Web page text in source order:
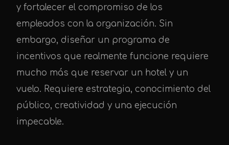
y fortalecer el compromiso de los
empleados con la organización. Sin
embargo, diseñar un programa de
incentivos que realmente funcione requiere
mucho más que reservar un hotel y un
vuelo. Requiere estrategia, conocimiento del
público, creatividad y una ejecución
impecable.